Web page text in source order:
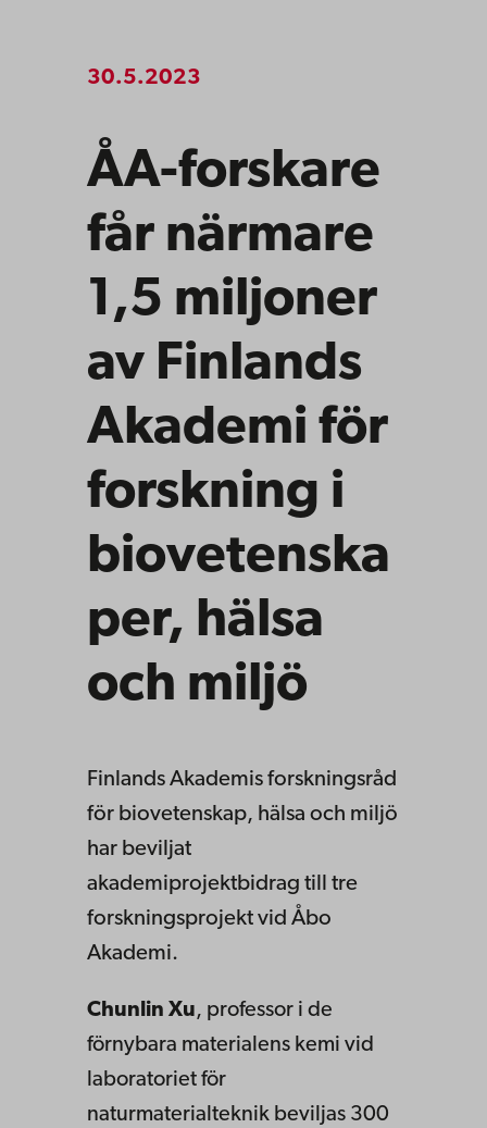
30.5.2023
ÅA-forskare
får närmare
1,5 miljoner
av Finlands
Akademi för
forskning i
biovetenska
per, hälsa
och miljö
Finlands Akademis forskningsråd
för biovetenskap, hälsa och miljö
har beviljat
akademiprojektbidrag till tre
forskningsprojekt vid Åbo
Akademi.
Chunlin Xu, professor i de
förnybara materialens kemi vid
laboratoriet för
naturmaterialteknik beviljas 300